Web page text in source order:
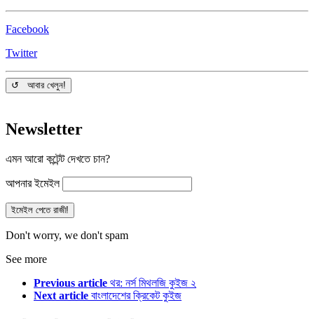
Facebook
Twitter
↺ আবার খেলুন!
Newsletter
এমন আরো কন্টেন্ট দেখতে চান?
আপনার ইমেইল
Don't worry, we don't spam
See more
Previous article থর: নর্স মিথলজি কুইজ ২
Next article বাংলাদেশের ক্রিকেট কুইজ